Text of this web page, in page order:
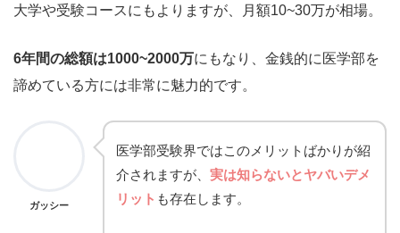
大学や受験コースにもよりますが、月額10~30万が相場。
6年間の総額は1000~2000万にもなり、金銭的に医学部を
諦めている方には非常に魅力的です。
ガッシー
医学部受験界ではこのメリットばかりが紹
介されますが、 実は知らないとヤバいデメ
リット も存在します。